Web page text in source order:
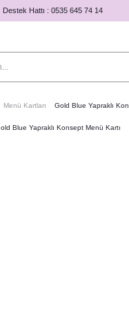
Destek Hattı : 0535 645 74 14
Menü Kartları Gold Blue Yapraklı